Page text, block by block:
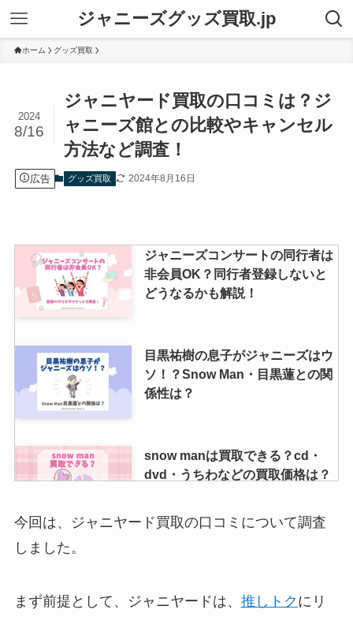
ジャニーズグッズ買取.jp
ホーム グッズ買取
ジャニヤード買取の口コミは？ジ
ャニーズ館との比較やキャンセル
方法など調査！
2024
8/16
広告 グッズ買取 2024年8月16日
ジャニーズコンサートの同行者は
非会員OK？同行者登録しないと
どうなるかも解説！
目黒祐樹の息子がジャニーズはウ
ソ！？Snow Man・目黒蓮との関
係性は？
snow manは買取できる？cd・
dvd・うちわなどの買取価格は？
今回は、ジャニヤード買取の口コミについて調査
しました。
まず前提として、ジャニヤードは、 推しトク にリ